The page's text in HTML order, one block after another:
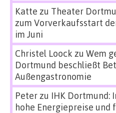
Katte zu Theater
zum Vorverkaufsstart
im Juni
Christel Loock zu Wem
Dortmund beschließt
Außengastronomie
Peterzu IHK Dortmund:
hohe Energiepreise